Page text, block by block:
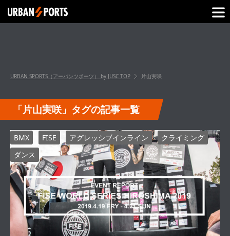
URBAN SPORTS（アーバンツポーツ） by JUSC TOP 片山実咲
「片山実咲」タグの記事一覧
BMX FISE アグレッシブインライン
クライミング
ダンス